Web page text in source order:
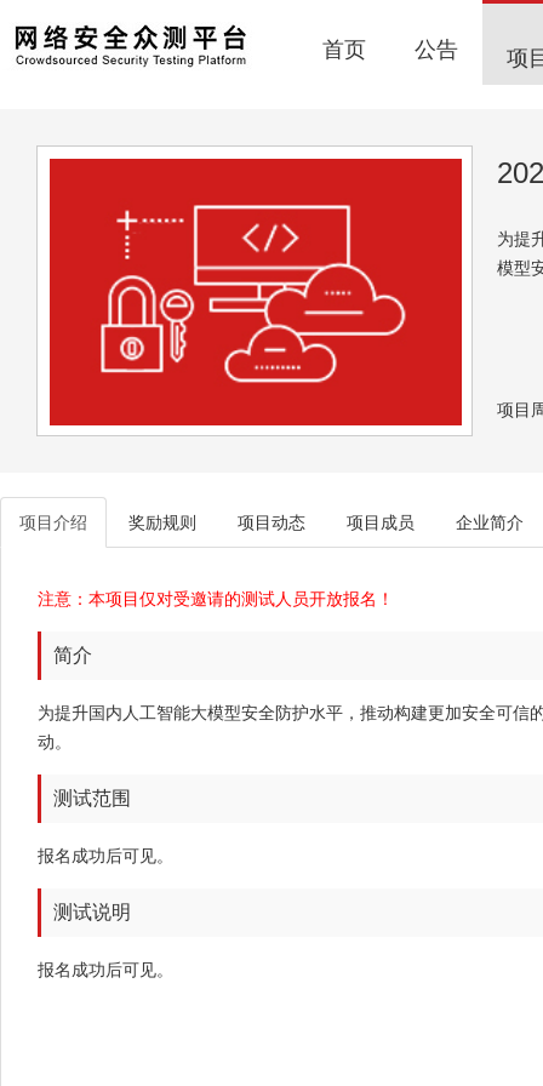
首页 公告 项
为提
模型
项目
项目介绍 奖励规则 项目动态 项目成员 企业简介
注意：本项目仅对受邀请的测试人员开放报名！
简介
为提升国内人工智能大模型安全防护水平，推动构建更加安全可
动。
测试范围
报名成功后可见。
测试说明
报名成功后可见。